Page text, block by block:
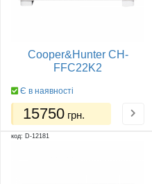
Cooper&Hunter CH-
FFC22K2
Є в наявності
15750 грн.
код: D-12181